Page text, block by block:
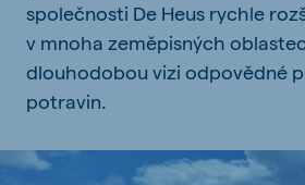
společnosti De Heus rychle
v mnoha zeměpisných
dlouhodobou vizi odpovědné
potravin.